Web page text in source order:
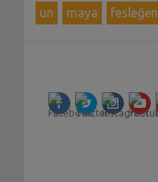
un maya fesleğen